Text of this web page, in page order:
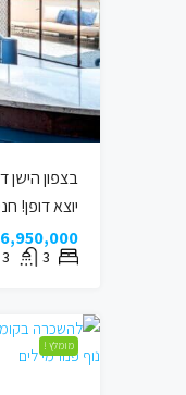
בצפון הישן
יוצא דופן!
6,950,000 ₪
3
3
מומלץ !